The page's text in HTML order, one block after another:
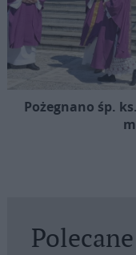
Pożegnano śp.
Polecane